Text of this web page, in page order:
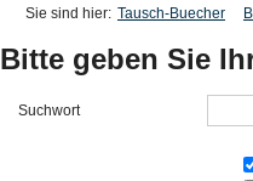
Sie sind hier: Tausch-Buecher
Bitte geben Sie
Suchwort